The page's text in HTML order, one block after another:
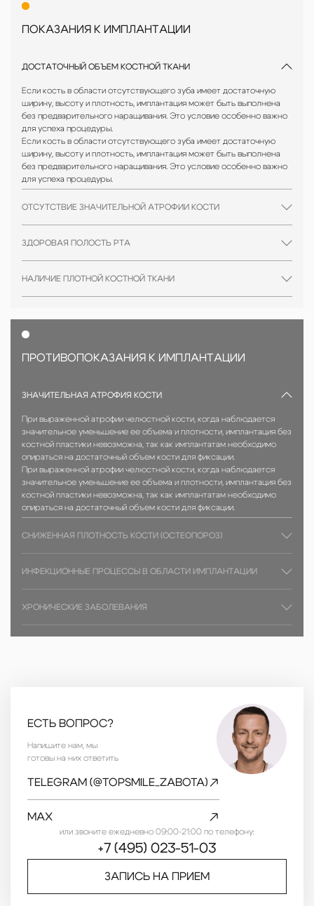
множеством клинических исследований,
Специалисты нашей клиники доверяют данным брендам,
Гарантия качества и поддержки
Используя имплантатыDentiumиStraumann, мы уверены
в качестве и надежности материалов. Эти компании
предоставляют надежную гарантию на свою
продукцию, а также активную техническую поддержку,
что позволяет нам обеспечивать высококачественное
обслуживание наших пациентов.
зубов, гарантируя их здоровье и комфорт на протяжении
многих лет.
ПОКАЗАНИЯ К ИМПЛАНТАЦИИ
ДОСТАТОЧНЫЙ ОБЪЕМ КОСТНОЙ ТКАНИ
Если кость в области отсутствующего зуба имеет достаточную
ширину, высоту и плотность, имплантация может быть выполнена
без предварительного наращивания. Это условие особенно важно
для успеха процедуры.
Если кость в области отсутствующего зуба имеет достаточную
ширину, высоту и плотность, имплантация может быть выполнена
без предварительного наращивания. Это условие особенно важно
для успеха процедуры.
ОТСУТСТВИЕ ЗНАЧИТЕЛЬНОЙ АТРОФИИ КОСТИ
ЗДОРОВАЯ ПОЛОСТЬ РТА
НАЛИЧИЕ ПЛОТНОЙ КОСТНОЙ ТКАНИ
ПРОТИВОПОКАЗАНИЯ К ИМПЛАНТАЦИИ
ЗНАЧИТЕЛЬНАЯ АТРОФИЯ КОСТИ
При выраженной атрофии челюстной кости, когда наблюдается
значительное уменьшение ее объема и плотности, имплантация без
костной пластики невозможна, так как имплантатам необходимо
опираться на достаточный объем кости для фиксации.
При выраженной атрофии челюстной кости, когда наблюдается
значительное уменьшение ее объема и плотности, имплантация без
костной пластики невозможна, так как имплантатам необходимо
опираться на достаточный объем кости для фиксации.
СНИЖЕННАЯ ПЛОТНОСТЬ КОСТИ (ОСТЕОПОРОЗ)
ИНФЕКЦИОННЫЕ ПРОЦЕССЫ В ОБЛАСТИ ИМПЛАНТАЦИИ
ХРОНИЧЕСКИЕ ЗАБОЛЕВАНИЯ
ЕСТЬ ВОПРОС?
Напишите нам, мы
готовы на них ответить
TELEGRAM (@TOPSMILE_ZABOTA)
MAX
или звоните ежедневно 09:00-21:00 по телефону:
+7 (495) 023-51-03
ЗАПИСЬ НА ПРИЕМ